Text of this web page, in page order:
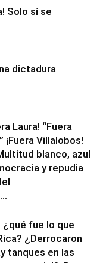
Solo sí se
dictadura
Laura! “Fuera
¡Fuera Villalobos!
blanco, azul
y repudia
fue lo que
¿Derrocaron
tanques en las